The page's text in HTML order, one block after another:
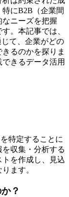
にB2B（企業間
ニーズを把握
。本記事では、
じて、企業がどの
るのかを探りま
きるデータ活用
特定することに
収集・分析する
を作成し、見込
ます。
？